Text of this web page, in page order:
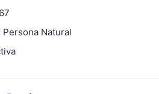
Persona Natural